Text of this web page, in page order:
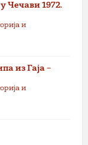
Чечави 1972.
и
из Гаја –
и